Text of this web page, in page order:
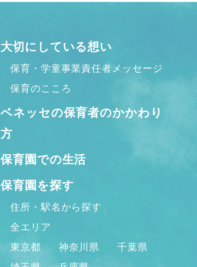
大切にしている想い
保育・学童事業責任者メッセージ
保育のこころ
ベネッセの保育者のかかわり
方
保育園での生活
保育園を探す
住所・駅名から探す
全エリア
東京都
神奈川県
千葉県